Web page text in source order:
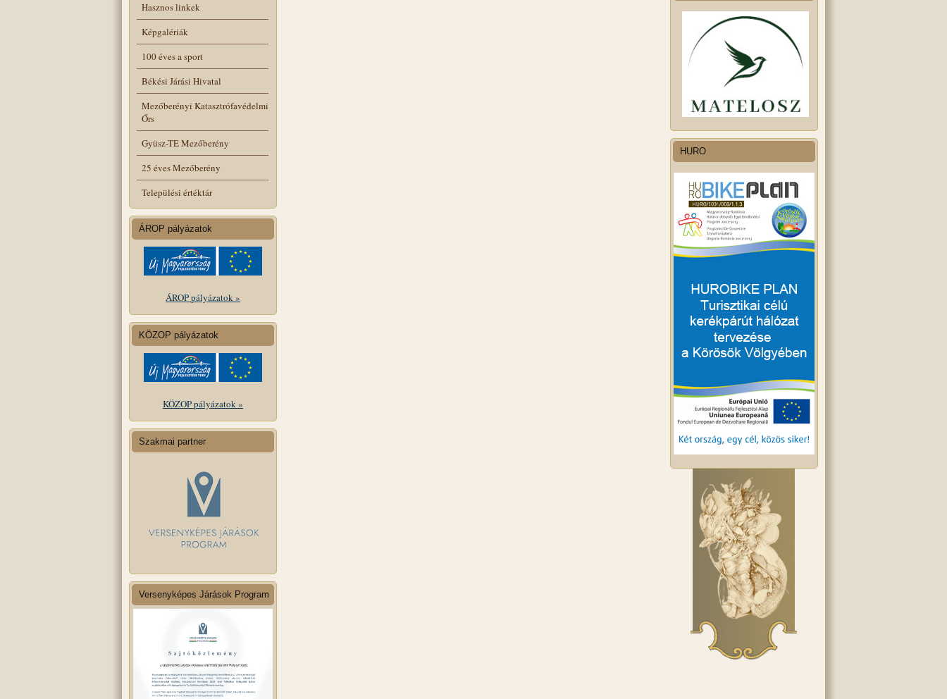
Hasznos linkek
Képgalériák
100 éves a sport
Békési Járási Hivatal
Mezőberényi Katasztrófavédelmi
Őrs
Gyüsz-TE Mezőberény
25 éves Mezőberény
Települési értéktár
ÁROP pályázatok
ÁROP pályázatok »
KÖZOP pályázatok
KÖZOP pályázatok »
Szakmai partner
Versenyképes Járások Program
HURO